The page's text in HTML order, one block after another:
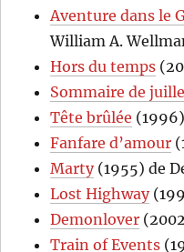
Aventure dans le
William A.
Hors du temps
Sommaire de
Tête brûlée
Fanfare d’amour
Marty(1955) de
Lost Highway
Demonlover
Train of Events